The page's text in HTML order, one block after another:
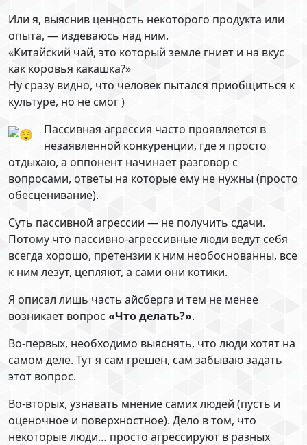
Или я, выяснив ценность некоторого продукта или
опыта, — издеваюсь над ним.
«Китайский чай, это который земле гниет и на вкус
как коровья какашка?»
Ну сразу видно, что человек пытался приобщиться к
культуре, но не смог )
Пассивная агрессия часто проявляется в
незаявленной конкуренции, где я просто
отдыхаю, а оппонент начинает разговор с
вопросами, ответы на которые ему не нужны (просто
обесценивание).
Суть пассивной агрессии — не получить сдачи.
Потому что пассивно-агрессивные люди ведут себя
всегда хорошо, претензии к ним необоснованны, все
к ним лезут, цепляют, а сами они котики.
Я описал лишь часть айсберга и тем не менее
возникает вопрос «Что делать?».
Во-первых, необходимо выяснять, что люди хотят на
самом деле. Тут я сам грешен, сам забываю задать
этот вопрос.
Во-вторых, узнавать мнение самих людей (пусть и
оценочное и поверхностное). Дело в том, что
некоторые люди… просто агрессируют в разных